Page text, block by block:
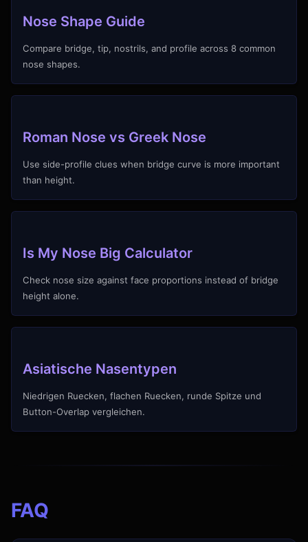
Nose Shape Guide
Compare bridge, tip, nostrils, and profile across 8 common
nose shapes.
Roman Nose vs Greek Nose
Use side-profile clues when bridge curve is more important
than height.
Is My Nose Big Calculator
Check nose size against face proportions instead of bridge
height alone.
Asiatische Nasentypen
Niedrigen Ruecken, flachen Ruecken, runde Spitze und
Button-Overlap vergleichen.
FAQ